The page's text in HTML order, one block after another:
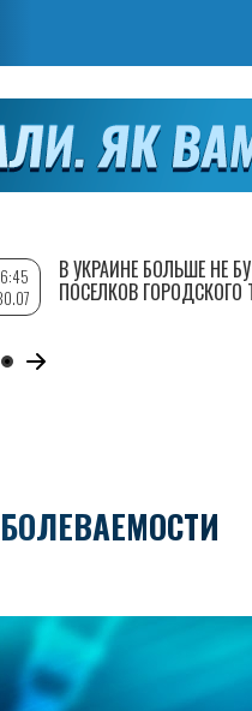
В УКРАИНЕ БОЛЬШЕ НЕ
ПОСЕЛКОВ ГОРОДСКОГО